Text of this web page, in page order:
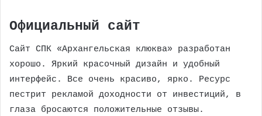
Официальный сайт
Сайт СПК «Архангельская клюква» разработан
хорошо. Яркий красочный дизайн и удобный
интерфейс. Все очень красиво, ярко. Ресурс
пестрит рекламой доходности от инвестиций, в
глаза бросаются положительные отзывы.